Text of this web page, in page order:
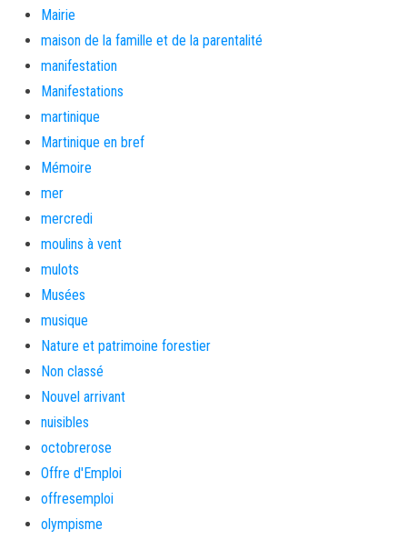
Mairie
maison de la famille et de la parentalité
manifestation
Manifestations
martinique
Martinique en bref
Mémoire
mer
mercredi
moulins à vent
mulots
Musées
musique
Nature et patrimoine forestier
Non classé
Nouvel arrivant
nuisibles
octobrerose
Offre d'Emploi
offresemploi
olympisme